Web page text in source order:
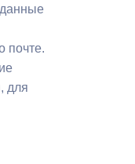
почте.
для